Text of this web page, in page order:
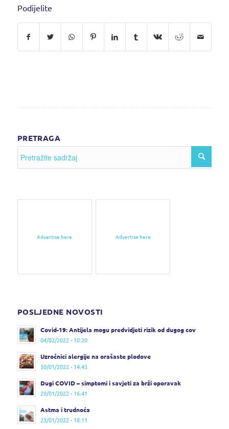
Podijelite
PRETRAGA
Advertise here Advertise here
POSLJEDNE NOVOSTI
Covid-19: Antijela mogu predvidjeti rizik od dugog cov
04/02/2022 - 10:20
Uzročnici alergije na orašaste plodove
30/01/2022 - 14:43
Dugi COVID – simptomi i savjeti za brži oporavak
29/01/2022 - 16:41
Astma i trudnoća
23/01/2022 - 18:11